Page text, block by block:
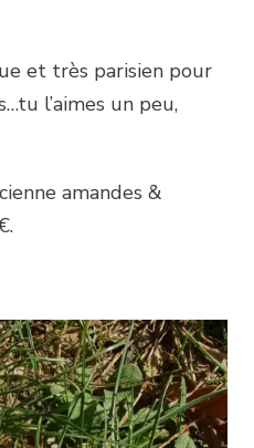
et très parisien pour
l’aimes un peu,
amandes &